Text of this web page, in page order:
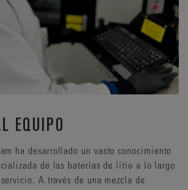
EQUIPO
ha desarrollado un vasto conocimiento
de las baterías de litio a lo largo
A través de una mezcla de